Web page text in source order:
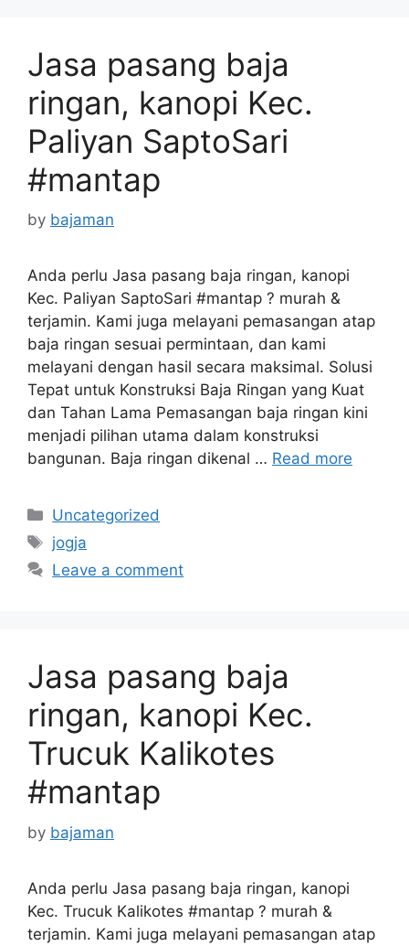
Jasa pasang baja
ringan, kanopi Kec.
Paliyan SaptoSari
#mantap
by bajaman
Anda perlu Jasa pasang baja ringan, kanopi
Kec. Paliyan SaptoSari #mantap ? murah &
terjamin. Kami juga melayani pemasangan atap
baja ringan sesuai permintaan, dan kami
melayani dengan hasil secara maksimal. Solusi
Tepat untuk Konstruksi Baja Ringan yang Kuat
dan Tahan Lama Pemasangan baja ringan kini
menjadi pilihan utama dalam konstruksi
bangunan. Baja ringan dikenal … Read more
Categories
Uncategorized
Tags
jogja
Leave a comment
Jasa pasang baja
ringan, kanopi Kec.
Trucuk Kalikotes
#mantap
by bajaman
Anda perlu Jasa pasang baja ringan, kanopi
Kec. Trucuk Kalikotes #mantap ? murah &
terjamin. Kami juga melayani pemasangan atap